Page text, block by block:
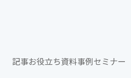
記事お役立ち資料事例セミナー